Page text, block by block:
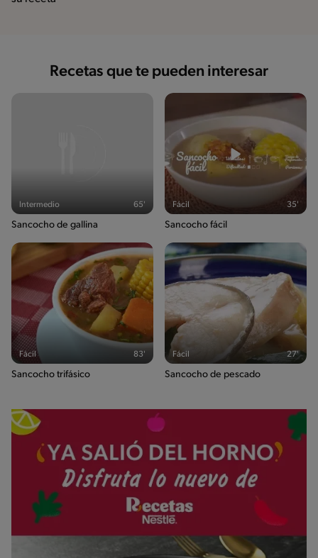
Recetas que te pueden interesar
Intermedio 65'
Sancocho de gallina
Fácil 35'
Sancocho fácil
Fácil 83'
Sancocho trifásico
Fácil 27'
Sancocho de pescado